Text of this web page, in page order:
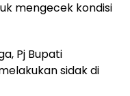
mengecek kondisi
Pj Bupati
sidak di